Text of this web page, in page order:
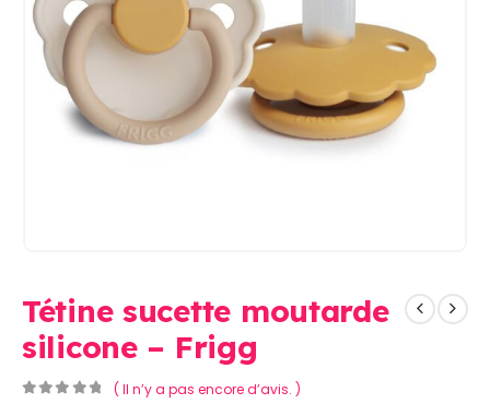
Tétine sucette moutarde
silicone – Frigg
( Il n’y a pas encore d’avis. )